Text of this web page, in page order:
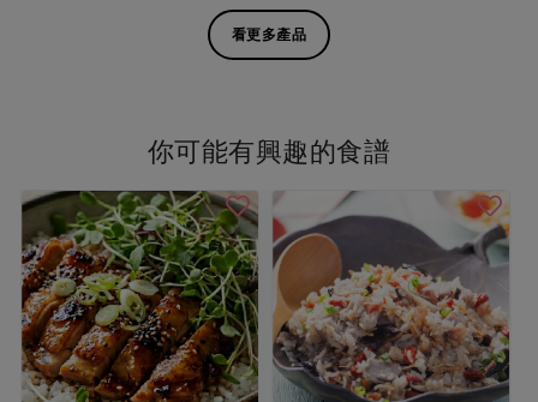
看更多產品
你可能有興趣的食譜